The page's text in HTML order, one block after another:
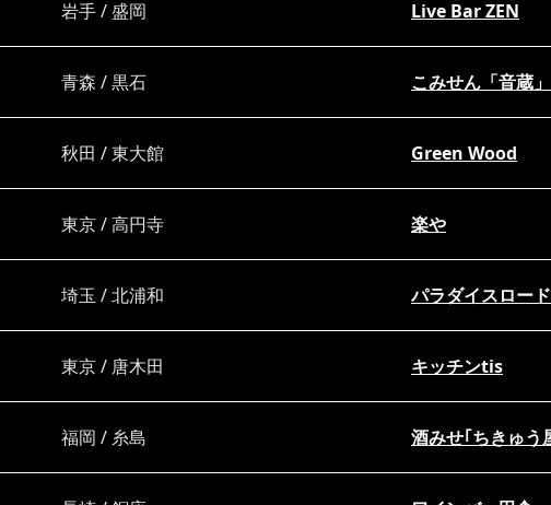
岩手 / 盛岡 Live Bar ZEN
青森 / 黒石 こみせん「音蔵」
秋田 / 東大館 Green Wood
東京 / 高円寺 楽や
埼玉 / 北浦和 パラダイスロード
東京 / 唐木田 キッチンtis
福岡 / 糸島 酒みせ｢ちきゅう